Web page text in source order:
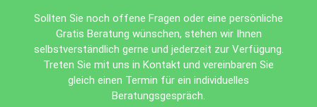
Sollten Sie noch offene Fragen oder eine persönliche
Gratis Beratung wünschen, stehen wir Ihnen
selbstverständlich gerne und jederzeit zur Verfügung.
Treten Sie mit uns in Kontakt und vereinbaren Sie
gleich einen Termin für ein individuelles
Beratungsgespräch.